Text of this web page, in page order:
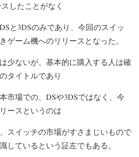
したことがなく
と3DSのみであり、今回のスイッ
ゲーム機へのリリースとなった。
少ないが、基本的に購入する人は確
タイトルであり
市場での、DSや3DSではなく、今
ースというのは
スイッチの市場がすさまじいもので
しているという証左でもある。